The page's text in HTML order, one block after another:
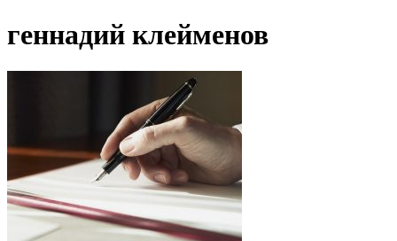
геннадий клейменов